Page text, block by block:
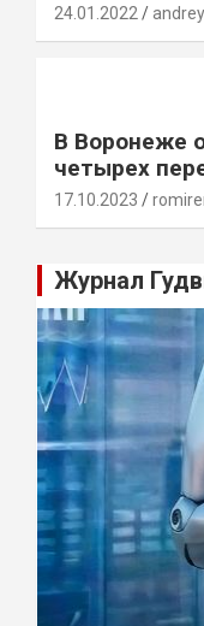
24.01.2022 andrey
В Воронеже
четырех
17.10.2023
Журнал